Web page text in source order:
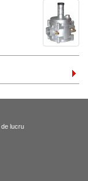
de lucru